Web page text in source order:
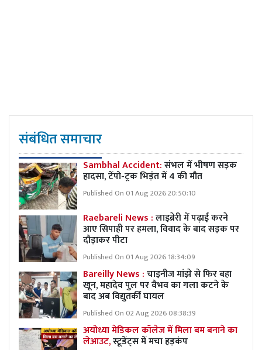
संबंधित समाचार
Sambhal Accident:संभल में भीषण सड़क
हादसा, टेंपो-ट्रक भिड़ंत में 4 की मौत
Published On 01 Aug 2026 20:50:10
Raebareli News :लाइब्रेरी में पढ़ाई करने
आए सिपाही पर हमला, विवाद के बाद सड़क पर
दौड़ाकर पीटा
Published On 01 Aug 2026 18:34:09
Bareilly News :चाइनीज मांझे से फिर बहा
खून, महादेव पुल पर वैभव का गला कटने के
बाद अब विद्युतर्की घायल
Published On 02 Aug 2026 08:38:39
अयोध्या मेडिकल कॉलेज में मिला बम बनाने का
लेआउट,स्टूडेंट्स में मचा हड़कंप